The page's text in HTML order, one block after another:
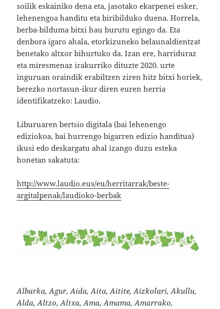
soilik eskainiko dena eta, jasotako ekarpenei esker,
lehenengoa handitu eta biribilduko duena. Horrela,
berba-bilduma bitxi hau burutu egingo da. Eta
denbora igaro ahala, etorkizuneko belaunaldientzat
benetako altxor bihurtuko da. Izan ere, harriduraz
eta miresmenaz irakurriko dituzte 2020. urte
inguruan oraindik erabiltzen ziren hitz bitxi horiek,
berezko nortasun-ikur diren euren herria
identifikatzeko: Laudio.
Liburuaren bertsio digitala (bai lehenengo
ediziokoa, bai hurrengo bigarren edizio handitua)
ikusi edo deskargatu ahal izango duzu esteka
honetan sakatuta:
http://www.laudio.eus/eu/herritarrak/beste-
argitalpenak/laudioko-berbak
Albarka, Agur, Aida, Aita, Aitite, Aizkolari, Akullu,
Alda, Altzo, Altxa, Ama, Amama, Amarrako,